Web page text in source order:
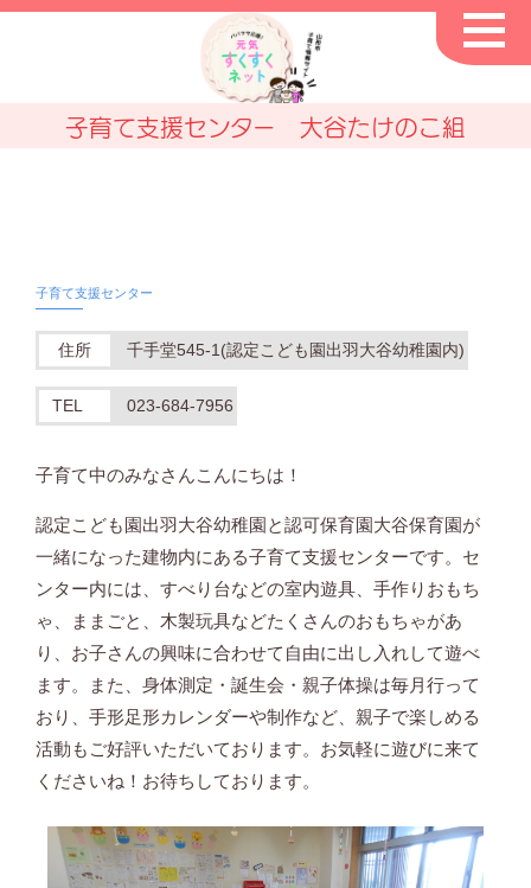
子育て支援センター 大谷たけのこ組
住所 千手堂545-1(認定こども園出羽大谷幼稚園内)
TEL 023-684-7956
子育て中のみなさんこんにちは！
認定こども園出羽大谷幼稚園と認可保育園大谷保育園が
一緒になった建物内にある子育て支援センターです。セ
ンター内には、すべり台などの室内遊具、手作りおもち
ゃ、ままごと、木製玩具などたくさんのおもちゃがあ
り、お子さんの興味に合わせて自由に出し入れして遊べ
ます。また、身体測定・誕生会・親子体操は毎月行って
おり、手形足形カレンダーや制作など、親子で楽しめる
活動もご好評いただいております。お気軽に遊びに来て
くださいね！お待ちしております。